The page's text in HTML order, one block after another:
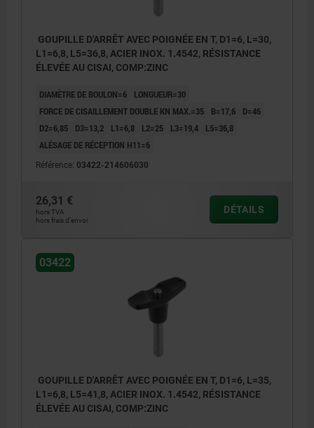
GOUPILLE D'ARRÊT AVEC POIGNÉE EN T, D1=6, L=30,
L1=6,8, L5=36,8, ACIER INOX. 1.4542, RÉSISTANCE
ÉLEVÉE AU CISAI, COMP:ZINC
DIAMÈTRE DE BOULON=6
LONGUEUR=30
FORCE DE CISAILLEMENT DOUBLE KN MAX.=35
B=17,6
D=46
D2=6,85
D3=13,2 L1=6,8 L2=25 L3=19,4
L5=36,8
ALÉSAGE DE RÉCEPTION H11=6
Référence: 03422-214606030
26,31 €
hors TVA
hors frais d’envoi
DÉTAILS
03422
GOUPILLE D'ARRÊT AVEC POIGNÉE EN T, D1=6, L=35,
L1=6,8, L5=41,8, ACIER INOX. 1.4542, RÉSISTANCE
ÉLEVÉE AU CISAI, COMP:ZINC